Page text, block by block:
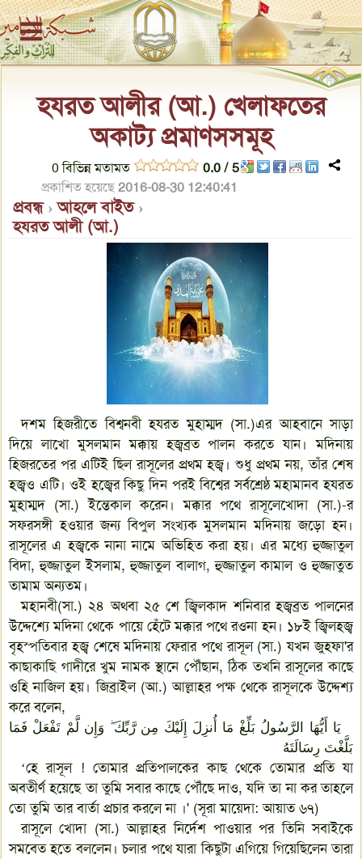
হযরত আলীর (আ.) খেলাফতের
অকাট্য প্রমাণসসমূহ
0বিভিন্ন মতামত 0.0/5
প্রবন্ধ› আহলে বাইত›
হযরত আলী (আ.)
প্রকাশিত হয়েছে2016-08-30 12:40:41
দশম হিজরীতে বিশ্বনবী হযরত মুহাম্মদ (সা.)এর আহবানে সাড়া
দিয়ে লাখো মুসলমান মক্কায় হজ্বব্রত পালন করতে যান। মদিনায়
হিজরতের পর এটিই ছিল রাসূলের প্রথম হজ্ব। শুধু প্রথম নয়, তাঁর শেষ
হজ্বও এটি। ওই হজ্বের কিছু দিন পরই বিশ্বের সর্বশ্রেষ্ঠ মহামানব হযরত
মুহাম্মদ (সা.) ইন্তেকাল করেন। মক্কার পথে রাসূলেখোদা (সা.)-র
সফরসঙ্গী হওয়ার জন্য বিপুল সংখ্যক মুসলমান মদিনায় জড়ো হন।
রাসূলের এ হজ্বকে নানা নামে অভিহিত করা হয়। এর মধ্যে হুজ্জাতুল
বিদা, হুজ্জাতুল ইসলাম, হুজ্জাতুল বালাগ, হুজ্জাতুল কামাল ও হুজ্জাতুত
তামাম অন্যতম।
মহানবী(সা.) ২৪ অথবা ২৫ শে জ্বিলকাদ শনিবার হজ্বব্রত পালনের
উদ্দেশ্যে মদিনা থেকে পায়ে হেঁটে মক্কার পথে রওনা হন। ১৮ই জ্বিলহজ্ব
বৃহস্পতিবার হজ্ব শেষে মদিনায় ফেরার পথে রাসূল (সা.) যখন জুহফা'র
কাছাকাছি গাদীরে খুম নামক স্থানে পৌঁছান, ঠিক তখনি রাসূলের কাছে
ওহি নাজিল হয়। জিব্রাইল (আ.) আল্লাহর পক্ষ থেকে রাসূলকে উদ্দেশ্য
করে বলেন,
يَا أَيُّهَا الرَّ‌سُولُ بَلِّغْ مَا أُنزِلَ إِلَيْكَ مِن رَّ‌بِّكَ ۖ وَإِن لَّمْ تَفْعَلْ فَمَا
بَلَّغْتَ رِ‌سَالَتَهُ
‘হে রাসূল ! তোমার প্রতিপালকের কাছ থেকে তোমার প্রতি যা
অবতীর্ণ হয়েছে তা তুমি সবার কাছে পৌঁছে দাও, যদি তা না কর তাহলে
তো তুমি তার বার্তা প্রচার করলে না ।' (সূরা মায়েদা: আয়াত ৬৭)
রাসূলে খোদা (সা.) আল্লাহর নির্দেশ পাওয়ার পর তিনি সবাইকে
সমবেত হতে বললেন। চলার পথে যারা কিছুটা এগিয়ে গিয়েছিলেন তারা